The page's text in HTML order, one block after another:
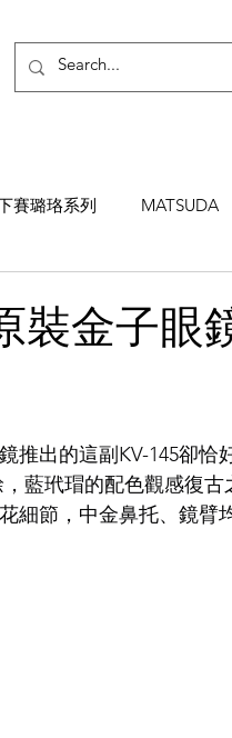
賽璐珞系列 MATSUDA
SONS DITA
裝金子眼
推出的這副KV-145卻恰
藍玳瑁的配色觀感復
細節，中金鼻托、鏡臂